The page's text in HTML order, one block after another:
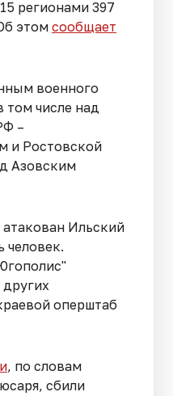
регионами 397
этом сообщает
военного
том числе над
–
и Ростовской
Азовским
Ильский
человек.
других
оперштаб
, по словам
сбили